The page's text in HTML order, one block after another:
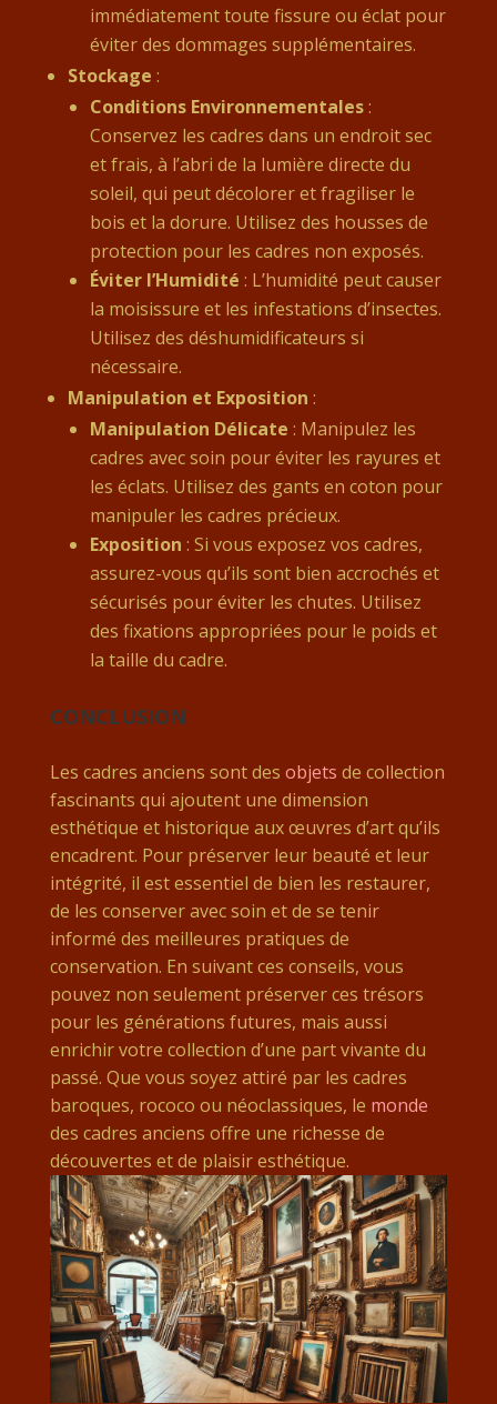
immédiatement toute fissure ou éclat pour
éviter des dommages supplémentaires.
Stockage :
Conditions Environnementales:
Conservez les cadres dans un endroit sec
et frais, à l’abri de la lumière directe du
soleil, qui peut décolorer et fragiliser le
bois et la dorure. Utilisez des housses de
protection pour les cadres non exposés.
Éviter l’Humidité : L’humidité peut causer
la moisissure et les infestations d’insectes.
Utilisez des déshumidificateurs si
nécessaire.
Manipulation et Exposition :
Manipulation Délicate : Manipulez les
cadres avec soin pour éviter les rayures et
les éclats. Utilisez des gants en coton pour
manipuler les cadres précieux.
Exposition : Si vous exposez vos cadres,
assurez-vous qu’ils sont bien accrochés et
sécurisés pour éviter les chutes. Utilisez
des fixations appropriées pour le poids et
la taille du cadre.
CONCLUSION
Les cadres anciens sont des objets de collection
fascinants qui ajoutent une dimension
esthétique et historique aux œuvres d’art qu’ils
encadrent. Pour préserver leur beauté et leur
intégrité, il est essentiel de bien les restaurer,
de les conserver avec soin et de se tenir
informé des meilleures pratiques de
conservation. En suivant ces conseils, vous
pouvez non seulement préserver ces trésors
pour les générations futures, mais aussi
enrichir votre collection d’une part vivante du
passé. Que vous soyez attiré par les cadres
baroques, rococo ou néoclassiques, le monde
des cadres anciens offre une richesse de
découvertes et de plaisir esthétique.